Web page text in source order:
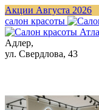
Акции Августа 2026
cалон красоты
Адлер,
ул. Свердлова, 43